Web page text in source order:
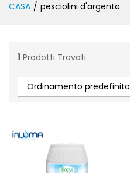
CASA / pesciolini d'argento
1 Prodotti Trovati
Ordinamento predefinito